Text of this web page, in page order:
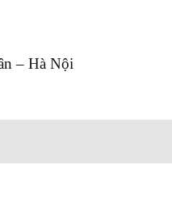
– Hà Nội